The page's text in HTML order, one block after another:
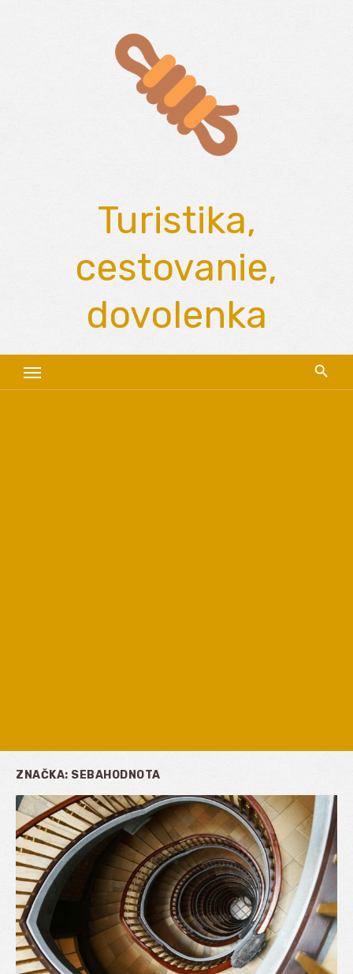
Turistika,
cestovanie,
dovolenka
ZNAČKA: SEBAHODNOTA